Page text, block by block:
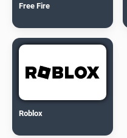
Free Fire
Roblox